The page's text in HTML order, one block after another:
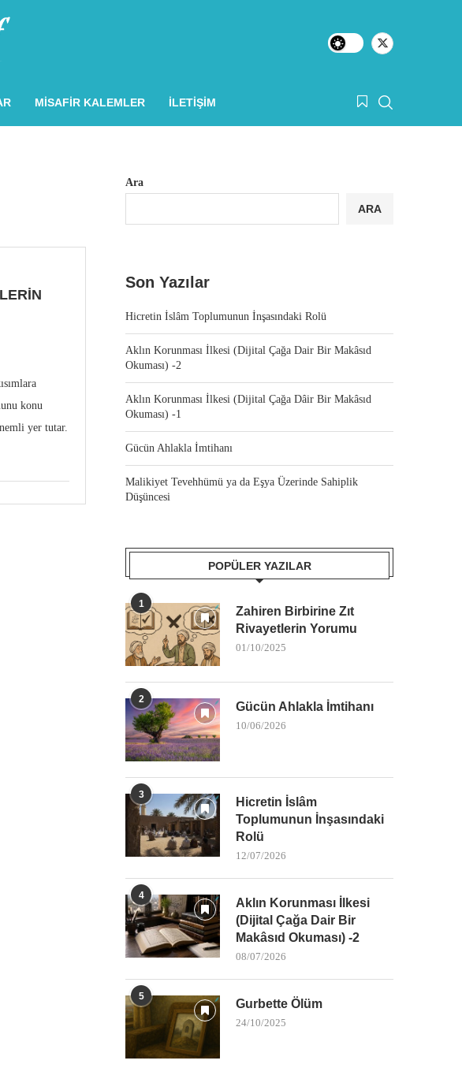
MISAFIR KALEMLER İLETIŞIM
konu
yer tutar.
Ara
ARA
Son Yazılar
Hicretin İslâm Toplumunun İnşasındaki Rolü
Aklın Korunması İlkesi (Dijital Çağa Dair Bir Makâsıd
Okuması) -2
Aklın Korunması İlkesi (Dijital Çağa Dâir Bir Makâsıd
Okuması) -1
Gücün Ahlakla İmtihanı
Malikiyet Tevehhümü ya da Eşya Üzerinde Sahiplik
Düşüncesi
POPÜLER YAZILAR
1
Zahiren Birbirine Zıt
Rivayetlerin Yorumu
01/10/2025
2
Gücün Ahlakla İmtihanı
10/06/2026
3
Hicretin İslâm
Toplumunun İnşasındaki
Rolü
12/07/2026
4
Aklın Korunması İlkesi
(Dijital Çağa Dair Bir
Makâsıd Okuması) -2
08/07/2026
5
Gurbette Ölüm
24/10/2025